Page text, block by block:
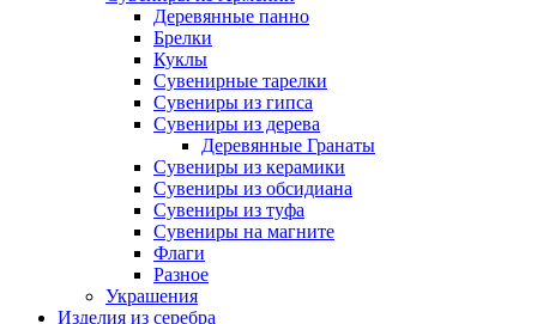
Деревянные панно
Брелки
Куклы
Сувенирные тарелки
Сувениры из гипса
Сувениры из дерева
Деревянные Гранаты
Сувениры из керамики
Сувениры из обсидиана
Сувениры из туфа
Сувениры на магните
Флаги
Разное
Украшения
Изделия из серебра